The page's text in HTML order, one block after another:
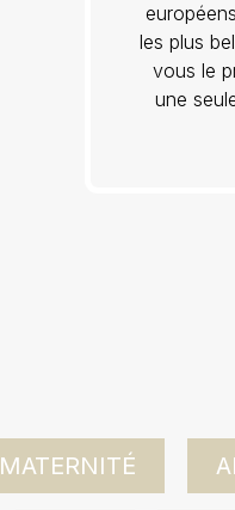
les plus
vous le
une
MATERNITÉ